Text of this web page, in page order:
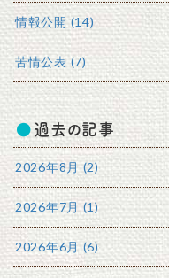
情報公開 (14)
苦情公表 (7)
過去の記事
2026年8月 (2)
2026年7月 (1)
2026年6月 (6)